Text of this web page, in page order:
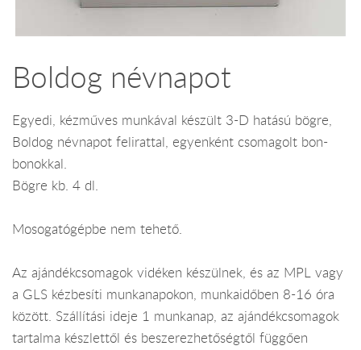
Boldog névnapot
Egyedi, kézműves munkával készült 3-D hatású bögre,
Boldog névnapot felirattal, egyenként csomagolt bon-
bonokkal.
Bögre kb. 4 dl.
Mosogatógépbe nem tehető.
Az ajándékcsomagok vidéken készülnek, és az MPL vagy
a GLS kézbesíti munkanapokon, munkaidőben 8-16 óra
között. Szállítási ideje 1 munkanap, az ajándékcsomagok
tartalma készlettől és beszerezhetőségtől függően